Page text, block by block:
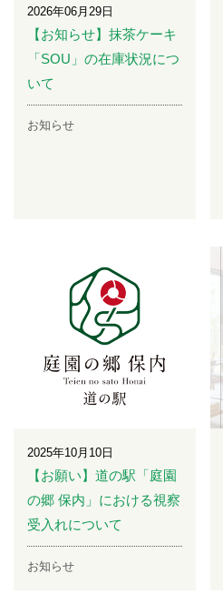
2026年06月29日
【お知らせ】抹茶ケーキ
「SOU」の在庫状況につ
いて
お知らせ
2025年10月10日
【お願い】道の駅「庭園
の郷 保内」における視察
受入れについて
お知らせ